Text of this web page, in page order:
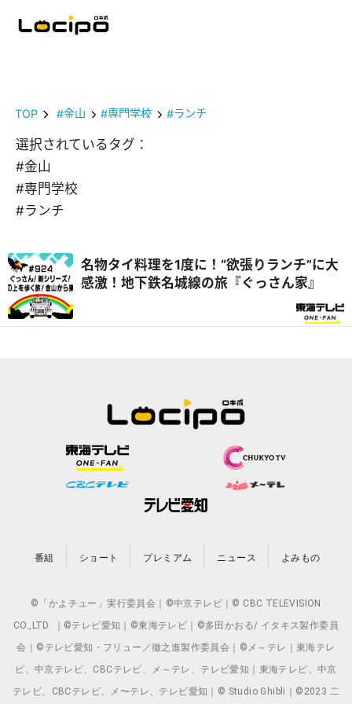
TOP #金山 #専門学校 #ランチ
選択されているタグ：
#金山
#専門学校
#ランチ
名物タイ料理を1度に！“欲張りランチ”に大
感激！地下鉄名城線の旅『ぐっさん家』
番組 ショート プレミアム ニュース よみもの
©「かよチュー」実行委員会｜©中京テレビ｜© CBC TELEVISION
CO.,LTD. ｜©テレビ愛知｜©東海テレビ｜©多田かおる/ イタキス製作委員
会｜©テレビ愛知・フリュー／徹之進製作委員会｜©メ～テレ｜東海テレ
ビ、中京テレビ、CBCテレビ、メ～テレ、テレビ愛知｜東海テレビ、中京
テレビ、CBCテレビ、メ〜テレ、テレビ愛知｜© Studio Ghibli｜©2023 二